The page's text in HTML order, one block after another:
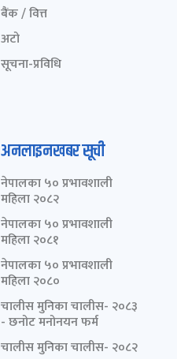
बैंक / वित्त
अटो
सूचना-प्रविधि
अनलाइनखबर सूची
नेपालका ५० प्रभावशाली
महिला २०८२
नेपालका ५० प्रभावशाली
महिला २०८१
नेपालका ५० प्रभावशाली
महिला २०८०
चालीस मुनिका चालीस- २०८३
- छनोट मनोनयन फर्म
चालीस मुनिका चालीस- २०८२